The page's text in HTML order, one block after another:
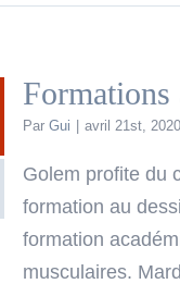
Par Gui avril 21st, 2020
Golem profite du
formation au
formation
musculaires.